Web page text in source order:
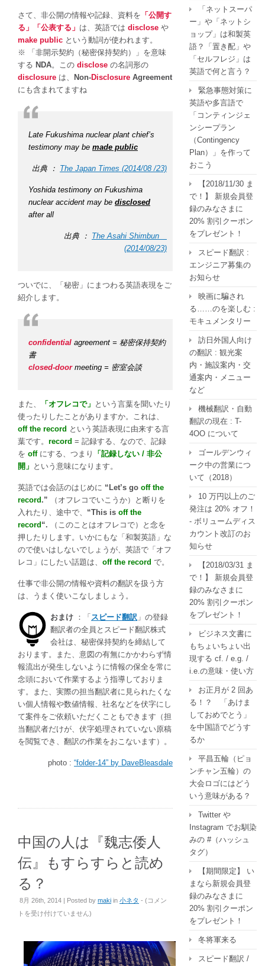
さて、非公開の情報や記録、資料を 「公開す
る」「公表する」 は、英語では disclose や
make public という動詞が使われます。
※ 「非開示契約（秘密保持契約）」を意味
する NDA。この disclose の名詞形の
disclosure は、 Non-Disclosure Agreement
にも含まれてますね
Late Fukushima nuclear plant chief’s
testimony may be made public
出典 ： The Japan Times (2014/08 /23)
Yoshida testimony on Fukushima
nuclear accident may be disclosed
after all
出典 ： The Asahi Shimbun
(2014/08/23)
ついでに、「秘密」にまつわる英語表現をご
紹介します。
confidential agreement = 秘密保持契約
書
closed-doormeeting = 密室会談
また、 「オフレコで」 という言葉を聞いたり
使ったりしたことがありますか。これは、
off the record という英語表現に由来する言
葉です。 record = 記録する、なので、記録
を offにする、つまり
「記録しない / 非公
開」 という意味になります。
英語では会話のはじめに “Let’s go off the
record .”
（オフレコでいこうか）と断りを
入れたり、途中で、 “This is off the
record “. （このことはオフレコで）と念を
押したりします。いかにもな「和製英語」な
ので使いはしないでしょうが、英語で「オフ
レコ」にしたい話題は、 off the record で。
仕事で非公開の情報や資料の翻訳を扱う方
は、うまく使いこなしましょう。
おまけ ：「 スピード翻訳 」の登録
翻訳者の全員とスピード翻訳株式
会社は、秘密保持契約を締結して
おります。また、意図の有無にかかわらず情
報流出が発生しないように情報の保全を常に
念頭において作業するよう指導しておりま
す。また、実際の担当翻訳者に見られたくな
い個人情報や数値情報、社名などを伏字にし
て案件をご依頼いただくこともできます（担
当翻訳者だけが、伏字処理されていない原稿
を閲覧でき、翻訳の作業をおこないます）。
photo : “folder-14” by DaveBleasdale
中国の人は『魏志倭人
伝』もすらすらと読め
る？
8月 26th, 2014 | Posted by maki in 小ネタ - (中
は
『魏
コメン
トを受け付けていません)
「ネットスーパ
ー」や「ネットシ
ョップ」は和製英
語？「置き配」や
「セルフレジ」は
英語で何と言う？
緊急事態対策に
英語や多言語で
「コンティンジェ
ンシープラン
（Contingency
Plan）」を作って
おこう
【2018/11/30 ま
で！】 新規会員登
録のみなさまに
20% 割引クーポン
をプレゼント！
スピード翻訳 :
エンジニア募集の
お知らせ
映画に騙され
る……のを楽しむ :
モキュメンタリー
訪日外国人向け
の翻訳 : 観光案
内・施設案内・交
通案内・メニュー
など
機械翻訳・自動
翻訳の現在 : T-
4OO について
ゴールデンウィ
ーク中の営業につ
いて（2018）
10 万円以上のご
発注は 20% オフ！
- ボリュームディス
カウント改訂のお
知らせ
【2018/03/31 ま
で！】 新規会員登
録のみなさまに
20% 割引クーポン
をプレゼント！
ビジネス文書に
もちょいちょい出
現する cf. / e.g. /
i.e.の意味・使い方
お正月が 2 回あ
る！？ 「あけま
しておめでとう」
を中国語でどうす
るか
平昌五輪（ピョ
ンチャン五輪）の
大会ロゴにはどう
いう意味がある？
Twitter や
Instagram でお馴染
みの #（ハッシュ
タグ）
【期間限定】 い
まなら新規会員登
録のみなさまに
20% 割引クーポン
をプレゼント！
冬将軍来る
スピード翻訳 /